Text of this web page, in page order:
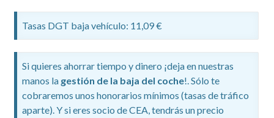
Tasas DGT baja vehículo: 11,09 €
Si quieres ahorrar tiempo y dinero ¡deja en nuestras
manos la gestión de la baja del coche!. Sólo te
cobraremos unos honorarios mínimos (tasas de tráfico
aparte). Y si eres socio de CEA, tendrás un precio